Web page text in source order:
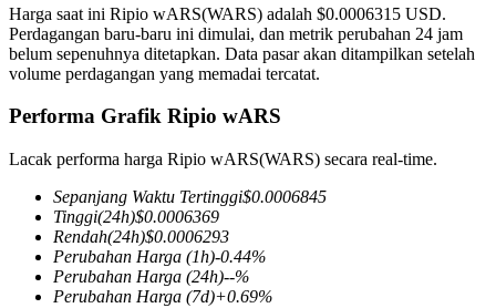
Kontrak berjangka menggunakan USDT sebagai jaminannya
COIN-M Berjangka
Mata Uang Kripto Berjangka
Harga saat ini Ripio wARS(WARS) adalah $0.0006315 USD.
Perdagangan baru-baru ini dimulai, dan metrik perubahan 24 jam
belum sepenuhnya ditetapkan. Data pasar akan ditampilkan setelah
volume perdagangan yang memadai tercatat.
Performa Grafik Ripio wARS
Lacak performa harga Ripio wARS(WARS) secara real-time.
Sepanjang Waktu Tertinggi$0.0006845
Tinggi(24h)$0.0006369
Rendah(24h)$0.0006293
Perubahan Harga (1h)-0.44%
Perubahan Harga (24h)--%
Perubahan Harga (7d)+0.69%